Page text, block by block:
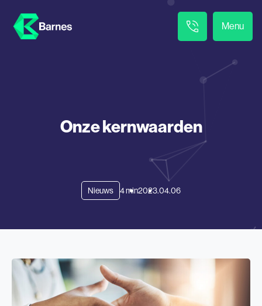
Menu
Onze kernwaarden
Nieuws 4 min2023.04.06